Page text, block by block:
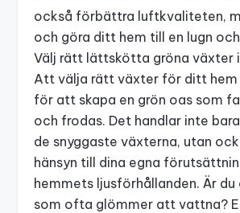
också förbättra luftkvaliteten,
och göra ditt hem till en lugn
Välj rätt lättskötta gröna växter
Att välja rätt växter för ditt hem
för att skapa en grön oas som
och frodas. Det handlar inte
de snyggaste växterna, utan
hänsyn till dina egna
hemmets ljusförhållanden. Är du
som ofta glömmer att vattna?